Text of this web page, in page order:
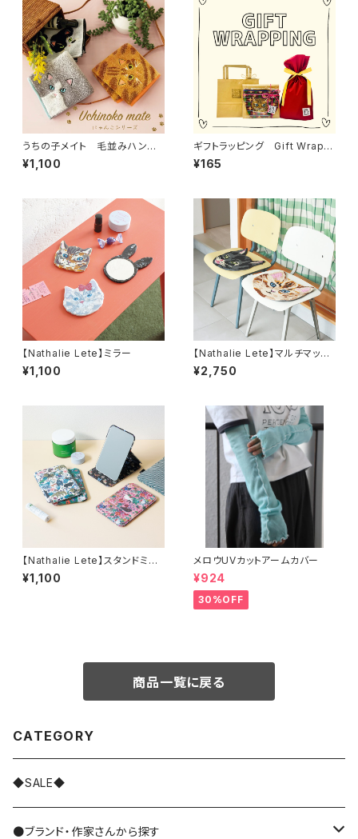
うちの子メイト 毛並みハンカ
チ
¥1,100
ギフトラッピング Gift Wrappi
ng
¥165
【Nathalie Lete】ミラー
¥1,100
【Nathalie Lete】マルチマット
M
¥2,750
【Nathalie Lete】スタンドミラ
ーL
¥1,100
メロウUVカットアームカバー
¥924
30%OFF
商品一覧に戻る
CATEGORY
◆SALE◆
●ブランド・作家さんから探す